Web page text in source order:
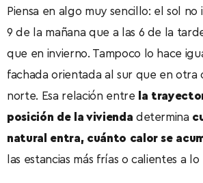
Piensa en algo muy sencillo: el sol no
9 de la mañana que a las 6 de la
que en invierno. Tampoco lo hace
fachada orientada al sur que en otra
norte. Esa relación entre
la
posición de la vivienda determina
natural entra, cuánto calor se
las estancias más frías o calientes a